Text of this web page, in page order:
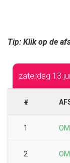
Tip: Klik op de
zaterdag 13
#
1
2